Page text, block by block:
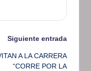
Siguiente entrada
A LA CARRERA
“CORRE POR LA